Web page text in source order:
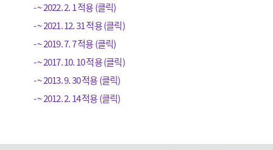
- ~ 2022. 2. 1 적용 (클릭)
- ~ 2021. 12. 31 적용 (클릭)
- ~ 2019. 7. 7 적용 (클릭)
- ~ 2017. 10. 10 적용 (클릭)
- ~ 2013. 9. 30 적용 (클릭)
- ~ 2012. 2. 14 적용 (클릭)